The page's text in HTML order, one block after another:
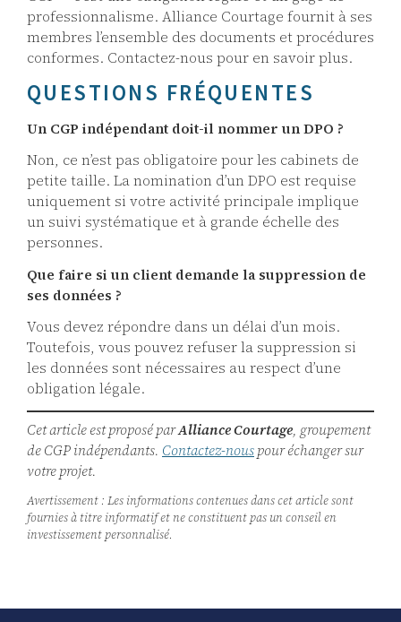
professionnalisme. Alliance Courtage fournit à ses
membres l’ensemble des documents et procédures
conformes. Contactez-nous pour en savoir plus.
QUESTIONS FRÉQUENTES
Un CGP indépendant doit-il nommer un DPO ?
Non, ce n’est pas obligatoire pour les cabinets de
petite taille. La nomination d’un DPO est requise
uniquement si votre activité principale implique
un suivi systématique et à grande échelle des
personnes.
Que faire si un client demande la suppression de
ses données ?
Vous devez répondre dans un délai d’un mois.
Toutefois, vous pouvez refuser la suppression si
les données sont nécessaires au respect d’une
obligation légale.
Cet article est proposé parAlliance Courtage, groupement
de CGP indépendants. Contactez-nouspour échanger sur
votre projet.
Avertissement : Les informations contenues dans cet article sont
fournies à titre informatif et ne constituent pas un conseil en
investissement personnalisé.